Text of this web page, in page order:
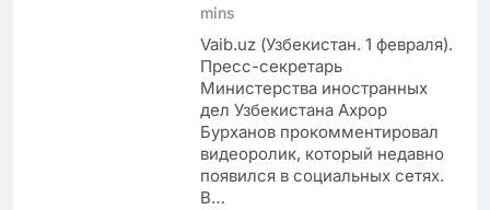
mins
Vaib.uz (Узбекистан. 1 февраля).
Пресс-секретарь
Министерства иностранных
дел Узбекистана Ахрор
Бурханов прокомментировал
видеоролик, который недавно
появился в социальных сетях.
В…